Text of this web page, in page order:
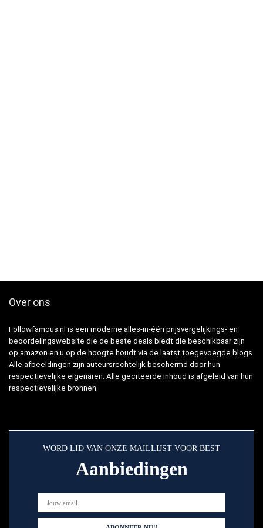
Over ons
Followfamous.nl is een moderne alles-in-één prijsvergelijkings- en
beoordelingswebsite die de beste deals biedt die beschikbaar zijn
op amazon en u op de hoogte houdt via de laatst toegevoegde blogs.
Alle afbeeldingen zijn auteursrechtelijk beschermd door hun
respectievelijke eigenaren. Alle geciteerde inhoud is afgeleid van hun
respectievelijke bronnen.
WORD LID VAN ONZE MAILLIJST VOOR BEST
Aanbiedingen